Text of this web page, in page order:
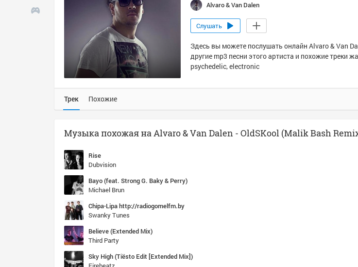
Alvaro & Van Dalen
Слушать
Здесь вы можете послушать онлайн Alvaro & Van
другие mp3 песни этого артиста и похожие треки
psychedelic, electronic
Трек Похожие
Музыка похожая на Alvaro & Van Dalen - OldSKool (Malik Bash
Rise
Dubvision
Bayo (feat. Strong G. Baky & Perry)
Michael Brun
Chipa-Lipa http://radiogomelfm.by
Swanky Tunes
Believe (Extended Mix)
Third Party
Sky High (Tiësto Edit [Extended Mix])